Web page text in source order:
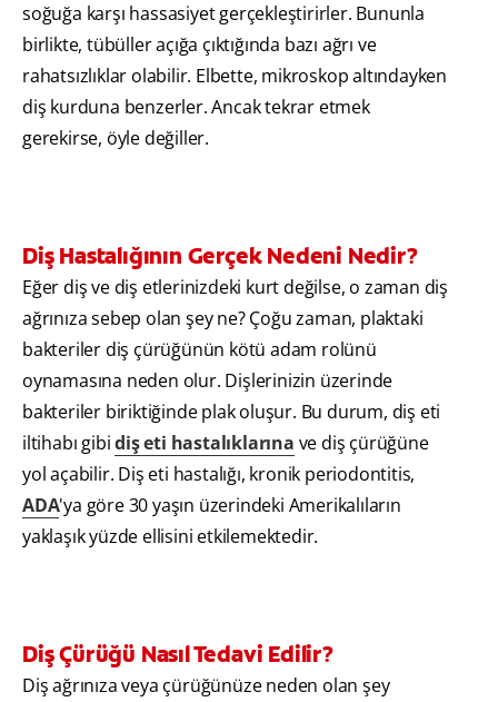
soğuğa karşı hassasiyet gerçekleştirirler. Bununla
birlikte, tübüller açığa çıktığında bazı ağrı ve
rahatsızlıklar olabilir. Elbette, mikroskop altındayken
diş kurduna benzerler. Ancak tekrar etmek
gerekirse, öyle değiller.
Diş Hastalığının Gerçek Nedeni Nedir?
Eğer diş ve diş etlerinizdeki kurt değilse, o zaman diş
ağrınıza sebep olan şey ne? Çoğu zaman, plaktaki
bakteriler diş çürüğünün kötü adam rolünü
oynamasına neden olur. Dişlerinizin üzerinde
bakteriler biriktiğinde plak oluşur. Bu durum, diş eti
iltihabı gibidiş eti hastalıklarına ve diş çürüğüne
yol açabilir. Diş eti hastalığı, kronik periodontitis,
ADA'ya göre 30 yaşın üzerindeki Amerikalıların
yaklaşık yüzde ellisini etkilemektedir.
Diş Çürüğü Nasıl Tedavi Edilir?
Diş ağrınıza veya çürüğünüze neden olan şey